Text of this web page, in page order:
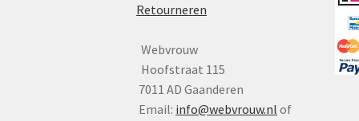
Retourneren
Webvrouw
Hoofstraat 115
7011 AD Gaanderen
Email: info@webvrouw.nl of